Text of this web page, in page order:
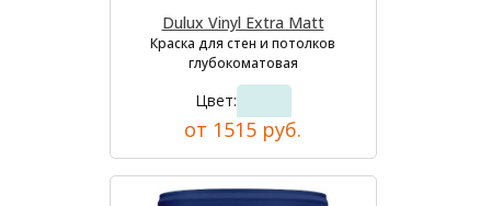
Dulux Vinyl Extra Matt
Краска для стен и потолков
глубокоматовая
Цвет:
от 1515 руб.